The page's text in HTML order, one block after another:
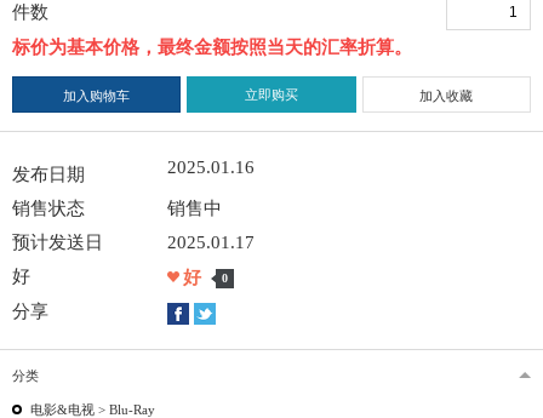
件数
标价为基本价格，最终金额按照当天的汇率折算。
加入购物车 立即购买 加入收藏
发布日期 2025.01.16
销售状态
销售中
预计发送日
2025.01.17
好
好 0
分享
分类
电影&电视 > Blu-Ray